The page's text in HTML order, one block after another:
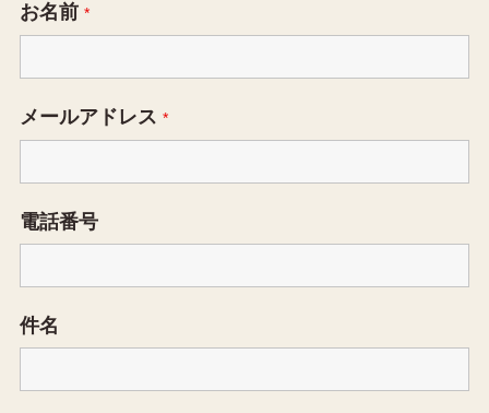
お名前*
メールアドレス*
電話番号
件名